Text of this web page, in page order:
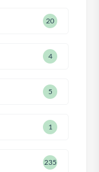
20
4
5
1
235